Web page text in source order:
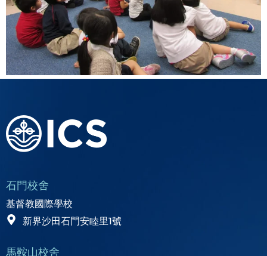
石門校舍
基督教國際學校
新界沙田石門安睦里1號
馬鞍山校舍